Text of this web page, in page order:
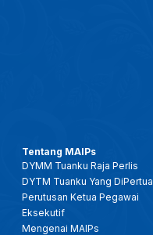
Tentang MAIPs
DYMM Tuanku Raja Perlis
DYTM Tuanku Yang DiPertua
Perutusan Ketua Pegawai
Eksekutif
Mengenai MAIPs